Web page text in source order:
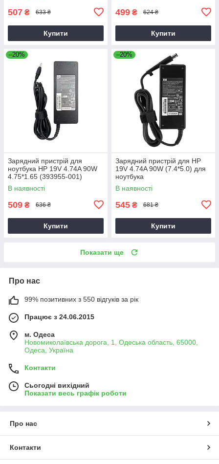
507 ₴ 633 ₴
Купити
499 ₴ 624 ₴
Купити
–20%
Зарядний пристрій для
ноутбука HP 19V 4.74A 90W
4.75*1.65 (393955-001)
В наявності
509 ₴ 636 ₴
Купити
–20%
Зарядний пристрій для HP
19V 4.74A 90W (7.4*5.0) для
ноутбука
В наявності
545 ₴ 681 ₴
Купити
Показати ще
Про нас
99% позитивних з 550 відгуків за рік
Працює з 24.06.2015
м. Одеса
Новомиколаївська дорога, 1, Одеська область, 65000,
Одеса, Україна
Контакти
Сьогодні вихідний
Показати весь графік роботи
Про нас
Контакти